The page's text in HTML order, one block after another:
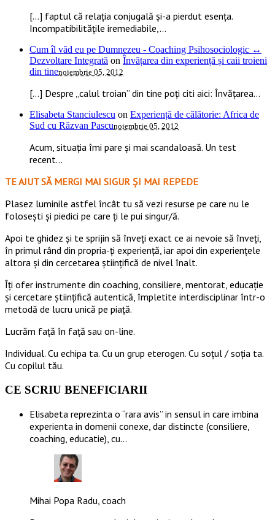
[…] faptul că relația conjugală și-a pierdut esența.
Incompatibilitățile iremediabile,...
Cum îl văd eu pe Dumnezeu - Coaching Psihosociologic ↔
Dezvoltare Integrată on Învățarea din experiență și caii troieni
din tinenoiembrie 05, 2012
[…] Despre „calul troian” din tine poți citi aici: Învățarea...
Elisabeta Stanciulescu on Experiență de călătorie: Africa de
Sud cu Răzvan Pascunoiembrie 05, 2012
Acum, situația îmi pare și mai scandaloasă. Un test
recent...
TE AJUT SĂ MERGI MAI SIGUR ȘI MAI REPEDE
​​Plasez luminile astfel încât tu să vezi resurse pe care nu le
folosești și piedici pe care ți le pui singur/ă.
Apoi te ghidez și te sprijin să înveți exact ce ai nevoie să înveți,
în primul rând din propria-ți experiență, iar apoi din experiențele
altora și din cercetarea științifică de nivel înalt.
Îți ofer instrumente din coaching, consiliere, mentorat, educație
și cercetare științifică autentică, împletite interdisciplinar într-o
metodă de lucru unică pe piață.
Lucrăm față în față sau on-line.
Individual. Cu echipa ta. Cu un grup eterogen. Cu soțul / soția ta.
Cu copilul tău.
CE SCRIU BENEFICIARII
Elisabeta reprezinta o “rara avis” in sensul in care imbina
experienta in domenii conexe, dar distincte (consiliere,
coaching, educatie), cu…
Mihai Popa Radu, coach